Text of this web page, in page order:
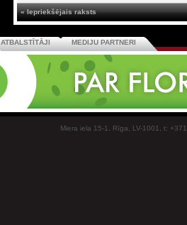
« Iepriekšējais raksts
ATBALSTĪTĀJI MEDIJU PARTNERI
Miera iela 15-1, Rīga, LV-1001, t: